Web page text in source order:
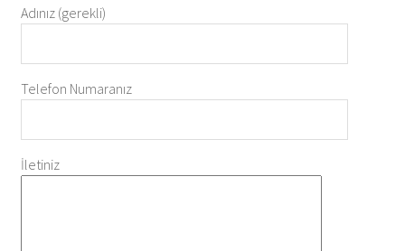
Adınız (gerekli)
Telefon Numaranız
İletiniz